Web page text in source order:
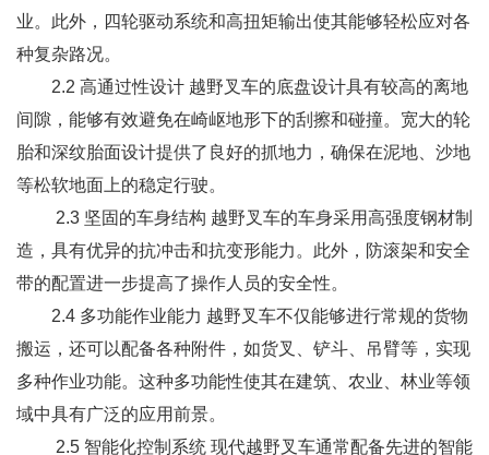
业。此外，四轮驱动系统和高扭矩输出使其能够轻松应对各
种复杂路况。
2.2 高通过性设计 越野叉车的底盘设计具有较高的离地
间隙，能够有效避免在崎岖地形下的刮擦和碰撞。宽大的轮
胎和深纹胎面设计提供了良好的抓地力，确保在泥地、沙地
等松软地面上的稳定行驶。
2.3 坚固的车身结构 越野叉车的车身采用高强度钢材制
造，具有优异的抗冲击和抗变形能力。此外，防滚架和安全
带的配置进一步提高了操作人员的安全性。
2.4 多功能作业能力 越野叉车不仅能够进行常规的货物
搬运，还可以配备各种附件，如货叉、铲斗、吊臂等，实现
多种作业功能。这种多功能性使其在建筑、农业、林业等领
域中具有广泛的应用前景。
2.5 智能化控制系统 现代越野叉车通常配备先进的智能